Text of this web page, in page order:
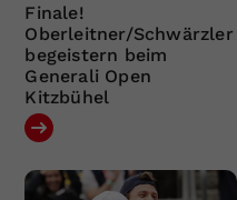
Finale!
Oberleitner/Schwärzler
begeistern beim
Generali Open
Kitzbühel